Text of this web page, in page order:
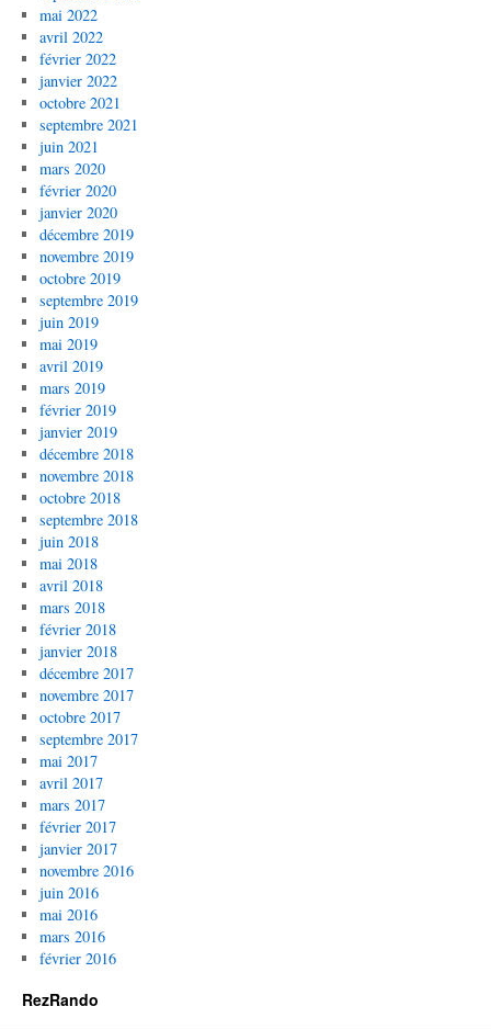
mai 2022
avril 2022
février 2022
janvier 2022
octobre 2021
septembre 2021
juin 2021
mars 2020
février 2020
janvier 2020
décembre 2019
novembre 2019
octobre 2019
septembre 2019
juin 2019
mai 2019
avril 2019
mars 2019
février 2019
janvier 2019
décembre 2018
novembre 2018
octobre 2018
septembre 2018
juin 2018
mai 2018
avril 2018
mars 2018
février 2018
janvier 2018
décembre 2017
novembre 2017
octobre 2017
septembre 2017
mai 2017
avril 2017
mars 2017
février 2017
janvier 2017
novembre 2016
juin 2016
mai 2016
mars 2016
février 2016
RezRando